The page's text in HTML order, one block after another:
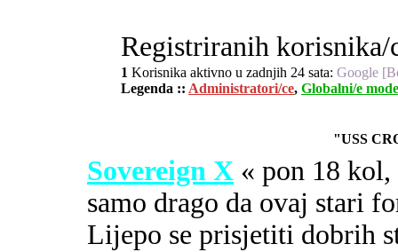
Registriranih korisnika/
1 Korisnika aktivno u zadnjih 24 sata: Google
Legenda :: Administratori/ce, Globalni/e
"USS
Sovereign X « pon 18
samo drago da ovaj stari
Lijepo se prisjetiti dobrih